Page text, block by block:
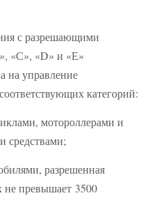
с разрешающими
«С», «D» и «Е»
на управление
категорий:
мотороллерами и
средствами;
разрешенная
не превышает 3500